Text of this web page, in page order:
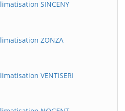
SINCENY
ZONZA
VENTISERI